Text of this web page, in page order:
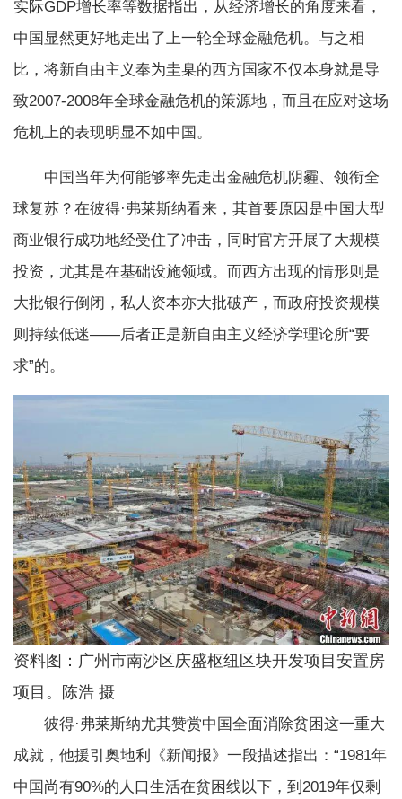
实际GDP增长率等数据指出，从经济增长的角度来看，
中国显然更好地走出了上一轮全球金融危机。与之相
比，将新自由主义奉为圭臬的西方国家不仅本身就是导
致2007-2008年全球金融危机的策源地，而且在应对这场
危机上的表现明显不如中国。
中国当年为何能够率先走出金融危机阴霾、领衔全
球复苏？在彼得·弗莱斯纳看来，其首要原因是中国大型
商业银行成功地经受住了冲击，同时官方开展了大规模
投资，尤其是在基础设施领域。而西方出现的情形则是
大批银行倒闭，私人资本亦大批破产，而政府投资规模
则持续低迷——后者正是新自由主义经济学理论所“要
求”的。
资料图：广州市南沙区庆盛枢纽区块开发项目安置房
项目。陈浩 摄
彼得·弗莱斯纳尤其赞赏中国全面消除贫困这一重大
成就，他援引奥地利《新闻报》一段描述指出：“1981年
中国尚有90%的人口生活在贫困线以下，到2019年仅剩